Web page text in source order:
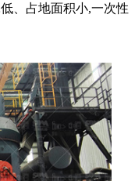
、占地面积小,一次性